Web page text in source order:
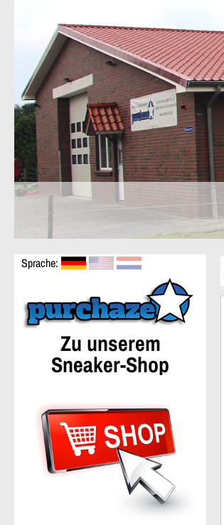
Sprache:
Zu unserem
Sneaker-Shop